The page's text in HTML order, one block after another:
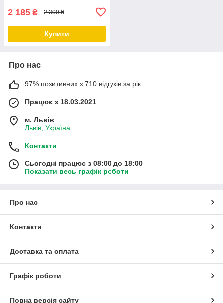
2 185 ₴ 2 300 ₴
Купити
Про нас
97% позитивних з 710 відгуків за рік
Працює з 18.03.2021
м. Львів
Львів, Україна
Контакти
Сьогодні працює з 08:00 до 18:00
Показати весь графік роботи
Про нас
Контакти
Доставка та оплата
Графік роботи
Повна версія сайту